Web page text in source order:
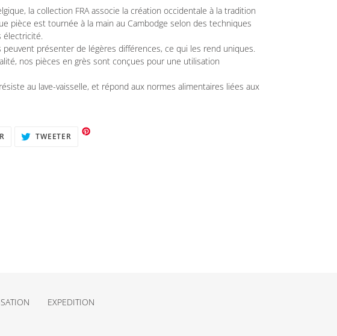
la collection FRA associe la création occidentale à la tradition
pièce est tournée à la main au Cambodge selon des techniques
électricité.
peuvent présenter de légères différences, ce qui les rend uniques.
nos pièces en grès sont conçues pour une utilisation
au lave-vaisselle, et répond aux normes alimentaires liées aux
PARTAGER
SUR
TWEETER TWEETER
EXPEDITION